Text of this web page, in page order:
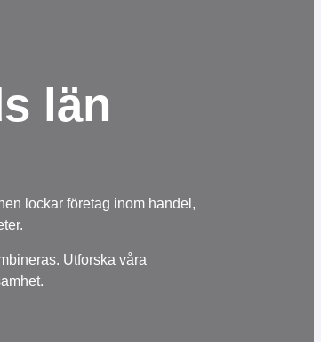
län
lockar företag inom handel,
Utforska våra